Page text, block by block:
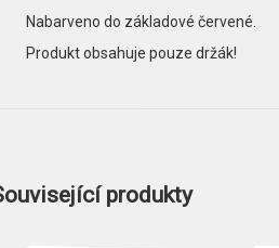
Nabarveno do základové červené.
Produkt obsahuje pouze držák!
produkty